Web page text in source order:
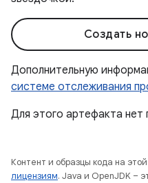
Создать
Дополнительную
системе отслеживания
Для этого артефакта нет
Контент и образцы кода на
лицензиям. Java и OpenJDK –